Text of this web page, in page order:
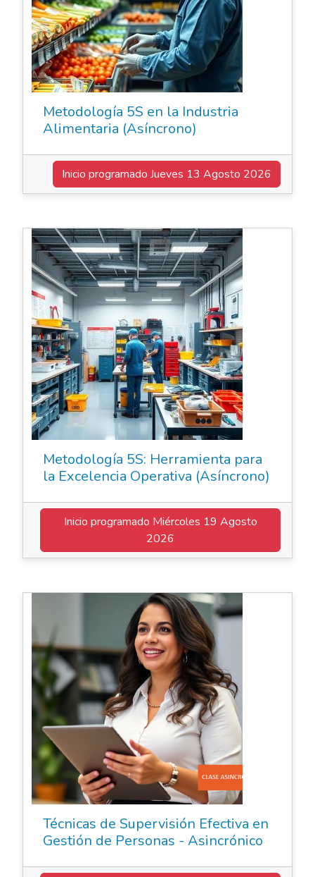
Metodología 5S en la Industria
Alimentaria (Asíncrono)
Inicio programado Jueves 13 Agosto 2026
Metodología 5S: Herramienta para
la Excelencia Operativa (Asíncrono)
Inicio programado Miércoles 19 Agosto
2026
Técnicas de Supervisión Efectiva en
Gestión de Personas - Asincrónico